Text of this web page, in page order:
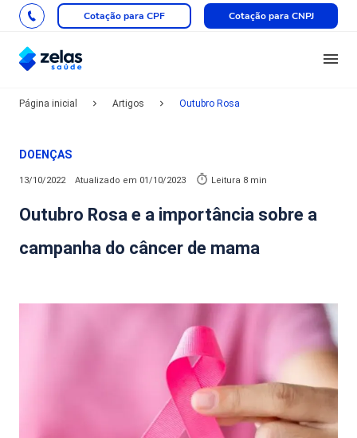
Cotação para CPF Cotação para CNPJ
Página inicial Artigos Outubro Rosa
DOENÇAS
13/10/2022 Atualizado em 01/10/2023 Leitura 8 min
Outubro Rosa e a importância sobre a
campanha do câncer de mama